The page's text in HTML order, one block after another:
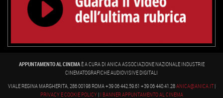
APPUNTAMENTO AL CINEMAÈ A CURA DI ANICA ASSOCIAZIONE NAZIONALE INDUSTRIE
CINEMATOGRAFICHE AUDIOVISIVE DIGITALI
VIALE REGINA MARGHERITA, 286 00198 ROMA +39 06 442.59.61 +39 06 440.41.28ANICA@ANICA.IT|
PRIVACY E COOKIE POLICY| I BANNER APPUNTAMENTO AL CINEMA